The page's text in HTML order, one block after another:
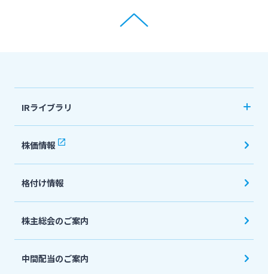
IRライブラリ
決算短信
有価証券報告書・四半期報告書
IR関連ニュースリリース
会社説明会資料
投資家向け説明会資料
株価情報
格付け情報
株主総会のご案内
中間配当のご案内